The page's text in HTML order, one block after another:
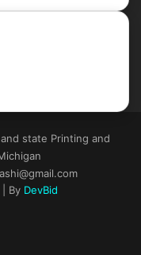
state Printing and
By DevBid